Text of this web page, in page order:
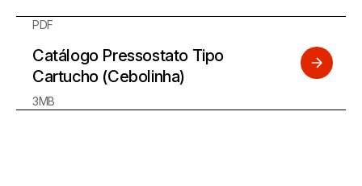
PDF
Catálogo Pressostato Tipo
Cartucho (Cebolinha)
3MB